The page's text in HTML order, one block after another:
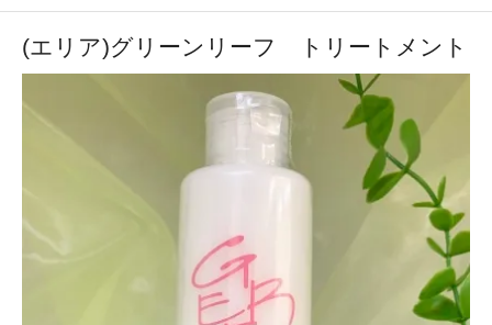
(エリア)グリーンリーフ トリートメント